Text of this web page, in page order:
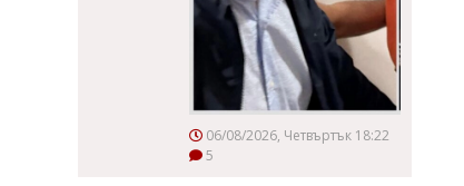
06/08/2026, Четвъртък 18:22
5